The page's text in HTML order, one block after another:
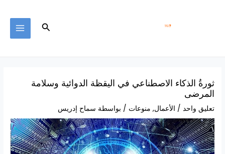
البحث
ثورةُ الذكاء الاصطناعي في اليقظة الدوائية وسلامة
المرضى
تعليق واحد / الأعمال, منوعات / بواسطة سماح إدريس